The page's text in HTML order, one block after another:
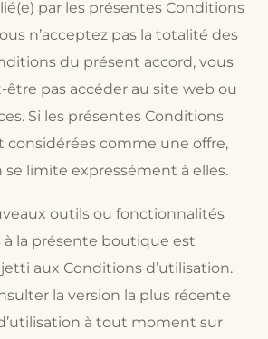
par les présentes Conditions
n’acceptez pas la totalité des
du présent accord, vous
pas accéder au site web ou
Si les présentes Conditions
considérées comme une offre,
limite expressément à elles.
outils ou fonctionnalités
la présente boutique est
aux Conditions d’utilisation.
la version la plus récente
à tout moment sur